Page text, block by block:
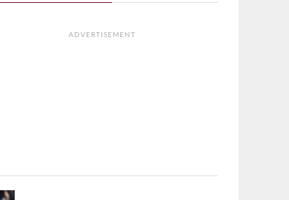
ADVERTISEMENT